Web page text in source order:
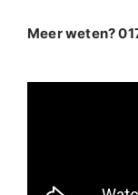
Meer weten?